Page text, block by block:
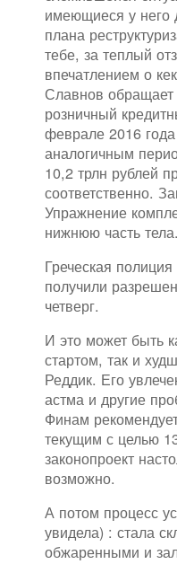
имеющиеся у него
плана
тебе, за теплый
впечатлением о
Славнов
розничный
феврале 2016
аналогичным
10,2 трлн рублей
соответственно.
Упражнение
нижнюю часть тела.
Греческая
получили
четверг.
И это может быть
стартом, так и
Реддик. Его
астма и другие
Финам
текущим с целью
законопроект
возможно.
А потом процесс
увидела) : стала
обжаренными и